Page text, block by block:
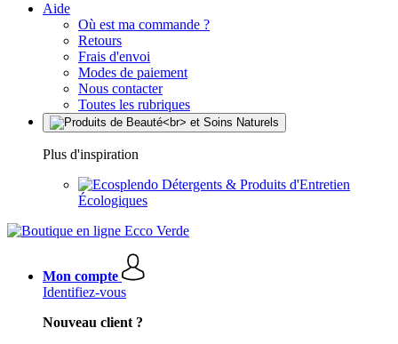
Aide
Où est ma commande ?
Retours
Frais d'envoi
Modes de paiement
Nous contacter
Toutes les rubriques
Plus d'inspiration
Détergents & Produits d'Entretien
Écologiques
Mon compte
Identifiez-vous
Nouveau client ?